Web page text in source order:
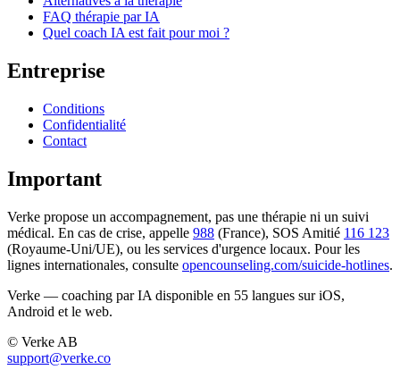
FAQ thérapie par IA
Quel coach IA est fait pour moi ?
Entreprise
Conditions
Confidentialité
Contact
Important
Verke propose un accompagnement, pas une thérapie ni un suivi
médical. En cas de crise, appelle 988 (France), SOS Amitié 116 123
(Royaume-Uni/UE), ou les services d'urgence locaux. Pour les
lignes internationales, consulte opencounseling.com/suicide-hotlines.
Verke — coaching par IA disponible en 55 langues sur iOS,
Android et le web.
© Verke AB
support@verke.co